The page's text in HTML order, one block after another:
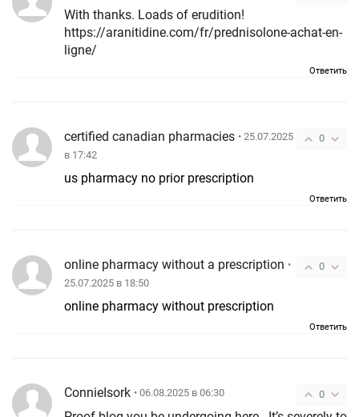
With thanks. Loads of erudition!
https://aranitidine.com/fr/prednisolone-achat-en-
ligne/
Ответить
0
certified canadian pharmacies • 25.07.2025
в 17:42
us pharmacy no prior prescription
Ответить
0
online pharmacy without a prescription •
25.07.2025 в 18:50
online pharmacy without prescription
Ответить
0
ConnieIsork • 06.08.2025 в 06:30